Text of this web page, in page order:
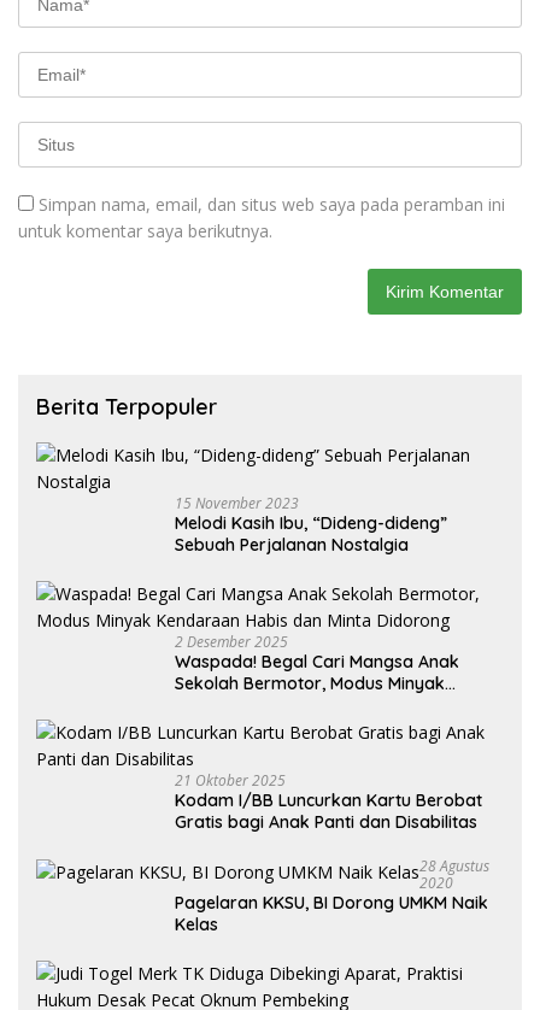
Simpan nama, email, dan situs web saya pada peramban ini
untuk komentar saya berikutnya.
Berita Terpopuler
15 November 2023
Melodi Kasih Ibu, “Dideng-dideng”
Sebuah Perjalanan Nostalgia
2 Desember 2025
Waspada! Begal Cari Mangsa Anak
Sekolah Bermotor, Modus Minyak
21 Oktober 2025
Kodam I/BB Luncurkan Kartu Berobat
Gratis bagi Anak Panti dan Disabilitas
28 Agustus
2020
Pagelaran KKSU, BI Dorong UMKM Naik
Kelas